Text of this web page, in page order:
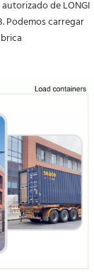
de LONGI
Podemos carregar